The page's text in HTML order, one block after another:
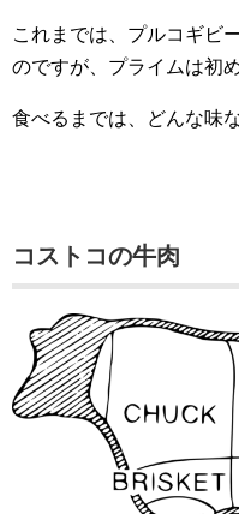
これまでは、プルコギビ
のですが、プライムは初
食べるまでは、どんな味
コストコの牛肉